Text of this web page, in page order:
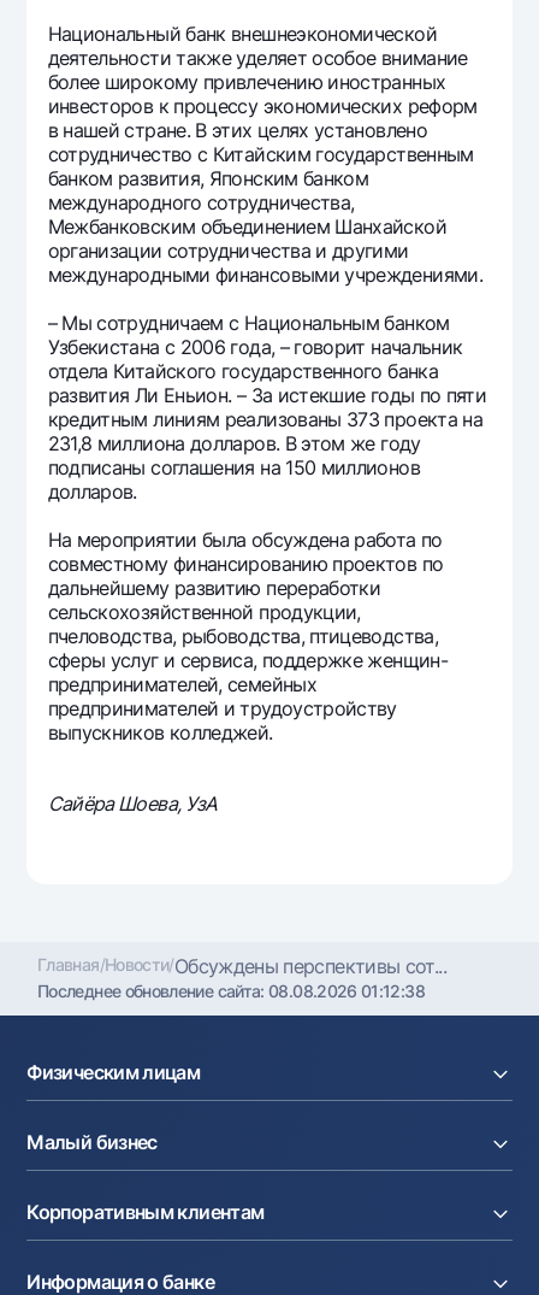
Национальный банк внешнеэкономической
деятельности также уделяет особое внимание
более широкому привлечению иностранных
инвесторов к процессу экономических реформ
в нашей стране. В этих целях установлено
сотрудничество с Китайским государственным
банком развития, Японским банком
международного сотрудничества,
Межбанковским объединением Шанхайской
организации сотрудничества и другими
международными финансовыми учреждениями.
– Мы сотрудничаем с Национальным банком
Узбекистана с 2006 года, – говорит начальник
отдела Китайского государственного банка
развития Ли Еньион. – За истекшие годы по пяти
кредитным линиям реализованы 373 проекта на
231,8 миллиона долларов. В этом же году
подписаны соглашения на 150 миллионов
долларов.
На мероприятии была обсуждена работа по
совместному финансированию проектов по
дальнейшему развитию переработки
сельскохозяйственной продукции,
пчеловодства, рыбоводства, птицеводства,
сферы услуг и сервиса, поддержке женщин-
предпринимателей, семейных
предпринимателей и трудоустройству
выпускников колледжей.
Сайёра Шоева, УзА
Главная/Новости/Обсуждены перспективы сот...
Последнее обновление сайта:08.08.2026 01:12:38
Физическим лицам
Вклады
Карты
Курсы валют
Денежные переводы
Тарифы
Акции
Малый бизнес
Кредиты
Эквайринг
Депозиты
Корпоративным клиентам
Информация о банке